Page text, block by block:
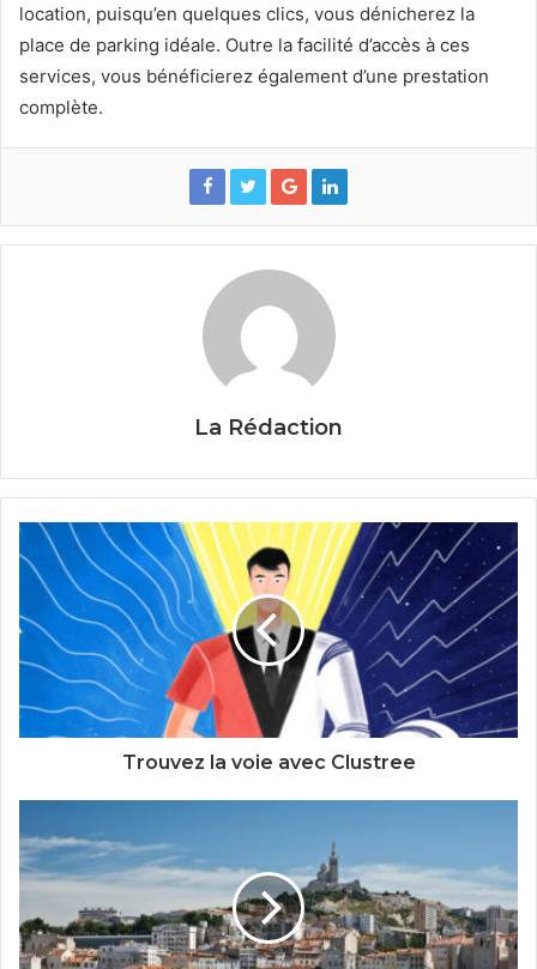
location, puisqu’en quelques clics, vous dénicherez la
place de parking idéale. Outre la facilité d’accès à ces
services, vous bénéficierez également d’une prestation
complète.
La Rédaction
Trouvez la voie avec Clustree